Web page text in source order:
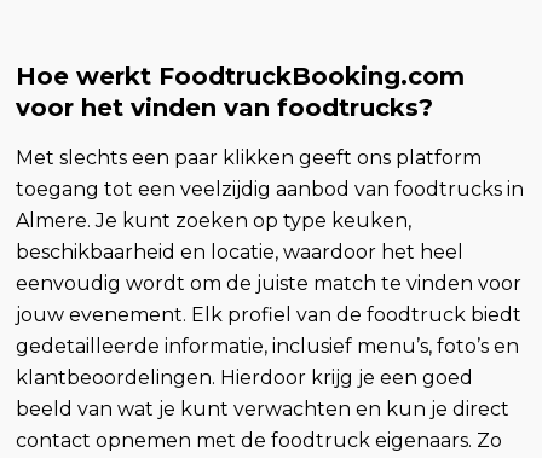
Hoe werkt FoodtruckBooking.com
voor het vinden van foodtrucks?
Met slechts een paar klikken geeft ons platform
toegang tot een veelzijdig aanbod van foodtrucks in
Almere. Je kunt zoeken op type keuken,
beschikbaarheid en locatie, waardoor het heel
eenvoudig wordt om de juiste match te vinden voor
jouw evenement. Elk profiel van de foodtruck biedt
gedetailleerde informatie, inclusief menu’s, foto’s en
klantbeoordelingen. Hierdoor krijg je een goed
beeld van wat je kunt verwachten en kun je direct
contact opnemen met de foodtruck eigenaars. Zo